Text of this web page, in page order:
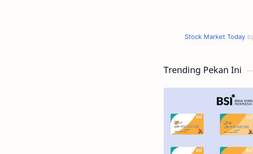
Stock Market Today
Trending Pekan Ini